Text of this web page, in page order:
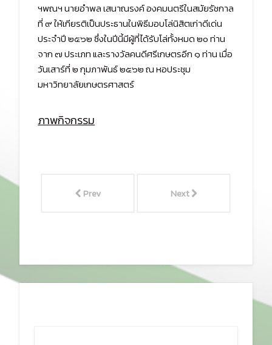
ฯพณฯ นายอำพล เสนาณรงค์ องคมนตรีในสมัยรัชกาล
ที่ ๙ ให้เกียรติเป็นประธานในพิธีมอบโล่นิสิตเก่าดีเด่น
ประจำปี ๒๕๖๒ ซึ่งในปีนี้มีผู้ที่ได้รับโล่ทั้งหมด ๒๐ ท่าน
จาก ๗ ประเภท และรางวัลคนดีศรีเกษตรอีก ๑ ท่าน เมื่อ
วันเสาร์ที่ ๒ กุมภาพันธ์ ๒๕๖๒ ณ หอประชุม
มหาวิทยาลัยเกษตรศาสตร์
ภาพกิจกรรม
Prev Next